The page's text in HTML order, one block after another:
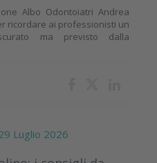
Albo Odontoiatri Andrea
ricordare ai professionisti un
ma previsto dalla
Luglio 2026